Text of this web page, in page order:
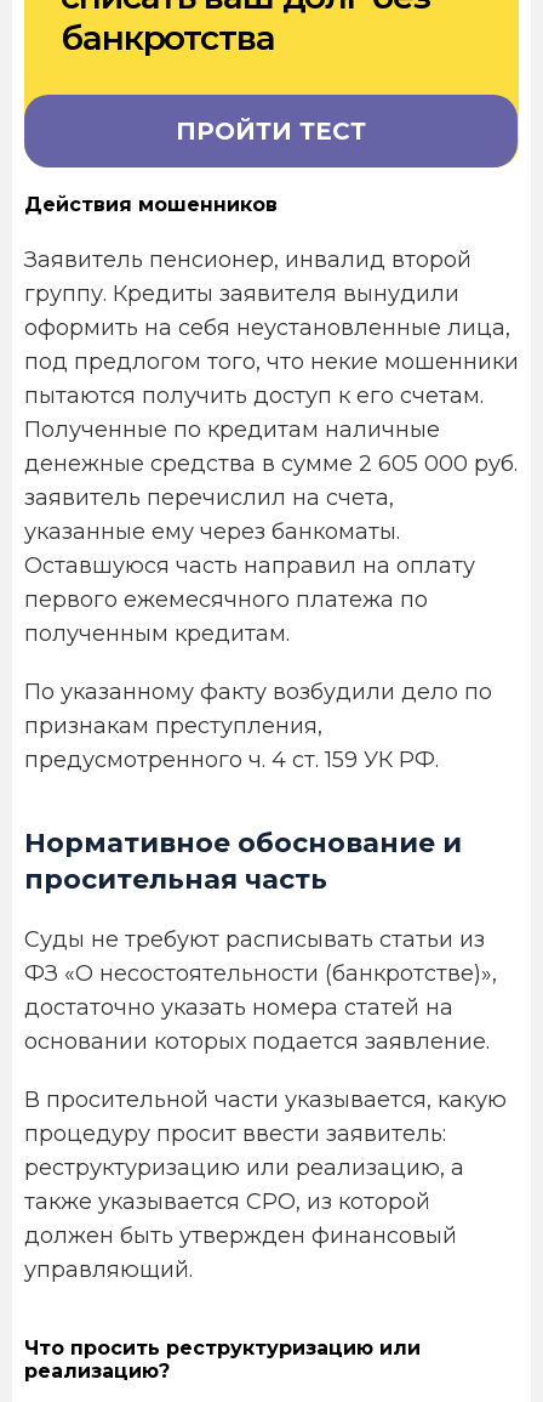
банкротства
ПРОЙТИ ТЕСТ
Действия мошенников
Заявитель пенсионер, инвалид второй
группу. Кредиты заявителя вынудили
оформить на себя неустановленные лица,
под предлогом того, что некие мошенники
пытаются получить доступ к его счетам.
Полученные по кредитам наличные
денежные средства в сумме 2 605 000 руб.
заявитель перечислил на счета,
указанные ему через банкоматы.
Оставшуюся часть направил на оплату
первого ежемесячного платежа по
полученным кредитам.
По указанному факту возбудили дело по
признакам преступления,
предусмотренного ч. 4 ст. 159 УК РФ.
Нормативное обоснование и
просительная часть
Суды не требуют расписывать статьи из
ФЗ «О несостоятельности (банкротстве)»,
достаточно указать номера статей на
основании которых подается заявление.
В просительной части указывается, какую
процедуру просит ввести заявитель:
реструктуризацию или реализацию, а
также указывается СРО, из которой
должен быть утвержден финансовый
управляющий.
Что просить реструктуризацию или
реализацию?